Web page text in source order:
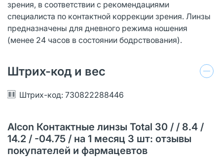
зрения, в соответствии с рекомендациями
специалиста по контактной коррекции зрения. Линзы
предназначены для дневного режима ношения
(менее 24 часов в состоянии бодрствования).
Штрих-код и вес
Штрих-код: 730822288446
Alcon Контактные линзы Total 30 / / 8.4 /
14.2 / -04.75 / на 1 месяц 3 шт: отзывы
покупателей и фармацевтов